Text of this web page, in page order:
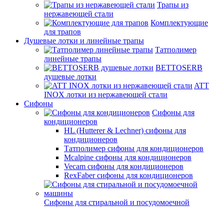
Трапы из
нержавеющей стали
Комплектующие
для трапов
Душевые лотки и линейные трапы
Татполимер
линейные трапы
BETTOSERB
душевые лотки
ATT
INOX лотки из нержавеющей стали
Сифоны
Сифоны для
кондиционеров
HL (Hutterer & Lechner) сифоны для
кондиционеров
Татполимер сифоны для кондиционеров
Mcalpine сифоны для кондиционеров
Vecam сифоны для кондиционеров
RexFaber сифоны для кондиционеров
Сифоны для стиральной и посудомоечной